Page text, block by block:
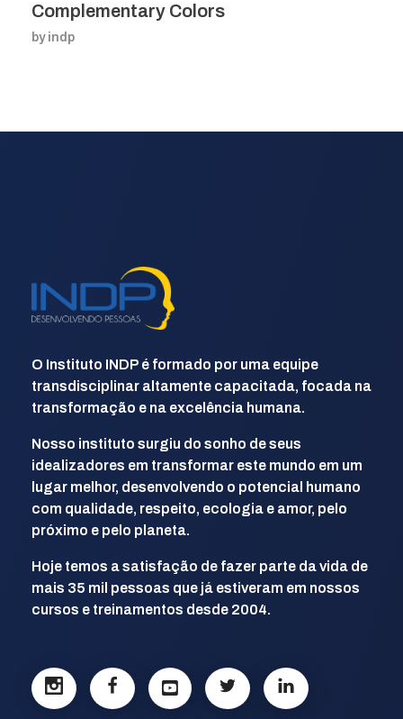
Complementary Colors
by indp
O Instituto INDP é formado por uma equipe
transdisciplinar altamente capacitada, focada na
transformação e na excelência humana.
Nosso instituto surgiu do sonho de seus
idealizadores em transformar este mundo em um
lugar melhor, desenvolvendo o potencial humano
com qualidade, respeito, ecologia e amor, pelo
próximo e pelo planeta.
Hoje temos a satisfação de fazer parte da vida de
mais 35 mil pessoas que já estiveram em nossos
cursos e treinamentos desde 2004.